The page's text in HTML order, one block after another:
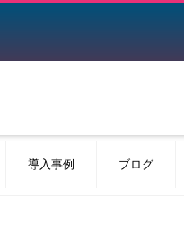
導入事例 ブログ